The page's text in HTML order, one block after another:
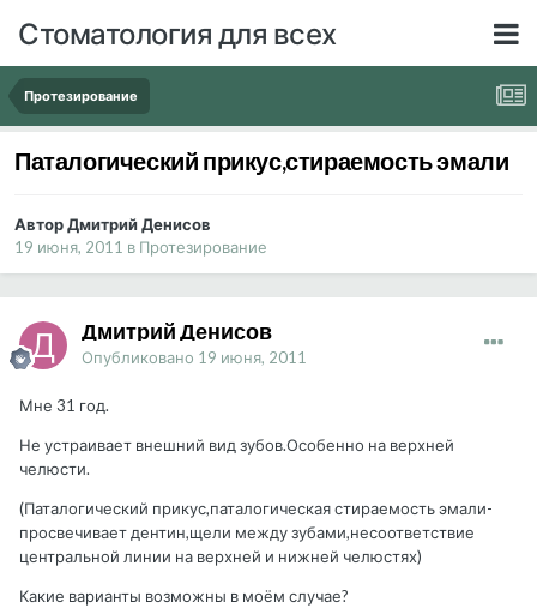
Стоматология для всех
Протезирование
Паталогический прикус,стираемость эмали
Автор Дмитрий Денисов
19 июня, 2011 в Протезирование
Дмитрий Денисов
Опубликовано 19 июня, 2011
Мне 31 год.
Не устраивает внешний вид зубов.Особенно на верхней
челюсти.
(Паталогический прикус,паталогическая стираемость эмали-
просвечивает дентин,щели между зубами,несоответствие
центральной линии на верхней и нижней челюстях)
Какие варианты возможны в моём случае?